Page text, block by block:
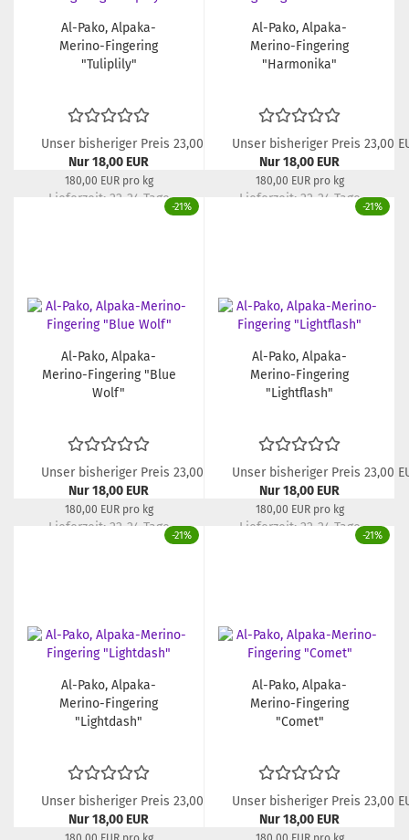
Al-Pako, Alpaka-
Merino-Fingering
"Tuliplily"
Unser bisheriger Preis 23,00 EUR
Nur 18,00 EUR
180,00 EUR pro kg
Lieferzeit: 22-24 Tage
Al-Pako, Alpaka-
Merino-Fingering
"Harmonika"
Unser bisheriger Preis 23,00
Nur 18,00 EUR
180,00 EUR pro kg
Lieferzeit: 22-24 Tage
-21%
Al-Pako, Alpaka-
Merino-Fingering "Blue
Wolf"
Unser bisheriger Preis 23,00 EUR
Nur 18,00 EUR
180,00 EUR pro kg
Lieferzeit: 22-24 Tage
-21%
Al-Pako, Alpaka-
Merino-Fingering
"Lightflash"
Unser bisheriger Preis 23,00
Nur 18,00 EUR
180,00 EUR pro kg
Lieferzeit: 22-24 Tage
-21%
Al-Pako, Alpaka-
Merino-Fingering
"Lightdash"
Unser bisheriger Preis 23,00 EUR
Nur 18,00 EUR
-21%
Al-Pako, Alpaka-
Merino-Fingering
"Comet"
Unser bisheriger Preis 23,00
Nur 18,00 EUR